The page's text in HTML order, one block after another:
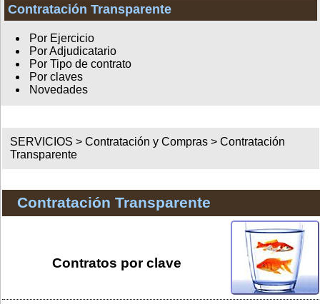
Contratación Transparente
Por Ejercicio
Por Adjudicatario
Por Tipo de contrato
Por claves
Novedades
SERVICIOS >Contratación y Compras >Contratación
Transparente
Contratación Transparente
Contratos por clave